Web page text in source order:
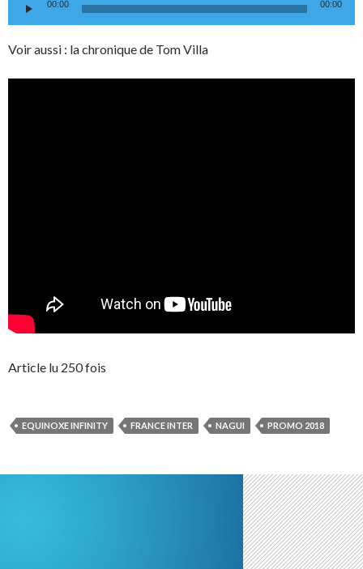
00:00 00:00
Voir aussi : la chronique de Tom Villa
Article lu 250 fois
EQUINOXE INFINITY FRANCE INTER NAGUI PROMO 2018